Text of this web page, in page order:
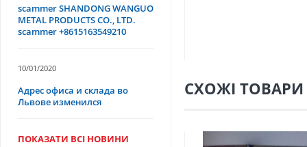
СХОЖІ ТОВАРИ
scammer SHANDONG WANGUO
METAL PRODUCTS CO., LTD.
scammer +8615163549210
10/01/2020
Адрес офиса и склада во
Львове изменился
ПОКАЗАТИ ВСІ НОВИНИ